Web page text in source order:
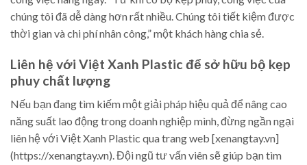
chúng tôi đã dễ dàng hơn rất nhiều. Chúng tôi tiết kiệm được
thời gian và chi phí nhân công,” một khách hàng chia sẻ.
Liên hệ với Việt Xanh Plastic để sở hữu bộ kẹp
phuy chất lượng
Nếu bạn đang tìm kiếm một giải pháp hiệu quả để nâng cao
năng suất lao động trong doanh nghiệp mình, đừng ngần ngại
liên hệ với Việt Xanh Plastic qua trang web [xenangtay.vn]
(https://xenangtay.vn). Đội ngũ tư vấn viên sẽ giúp bạn tìm